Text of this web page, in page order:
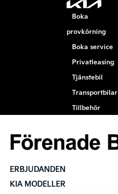
Boka
provkörning
Boka service
Privatleasing
Tjänstebil
Transportbilar
Tillbehör
ERBJUDANDEN
KIA MODELLER